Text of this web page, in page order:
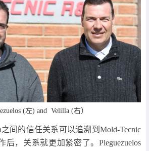
(左) and Velilla (右）
之间的信任关系可以追溯到Mold-Tecnic
后，关系就更加紧密了。Pleguezuelos